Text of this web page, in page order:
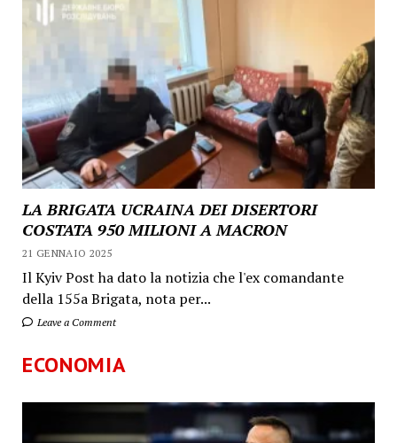
LA BRIGATA UCRAINA DEI DISERTORI
COSTATA 950 MILIONI A MACRON
21 GENNAIO 2025
Il Kyiv Post ha dato la notizia che l'ex comandante
della 155a Brigata, nota per...
Leave a Comment
ECONOMIA